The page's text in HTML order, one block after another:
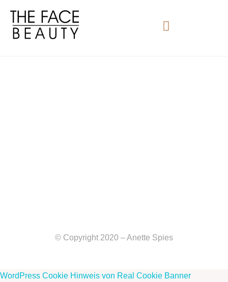
© Copyright 2020 – Anette Spies
WordPress Cookie Hinweis von Real Cookie Banner